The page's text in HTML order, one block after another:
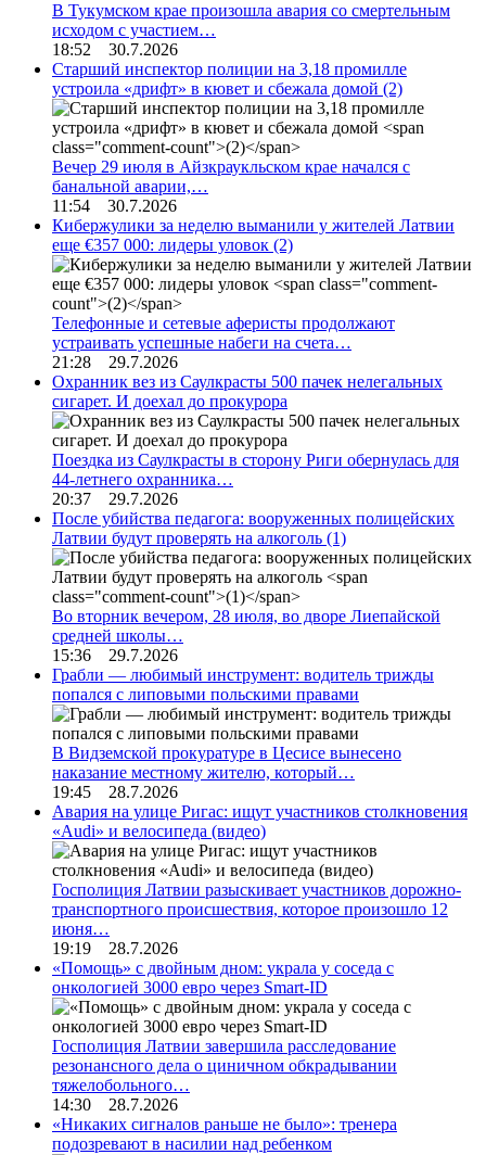
В Тукумском крае произошла авария со смертельным
исходом с участием…
18:52 30.7.2026
Старший инспектор полиции на 3,18 промилле
устроила «дрифт» в кювет и сбежала домой (2)
Вечер 29 июля в Айзкраукльском крае начался с
банальной аварии,…
11:54 30.7.2026
Кибержулики за неделю выманили у жителей Латвии
еще €357 000: лидеры уловок (2)
Телефонные и сетевые аферисты продолжают
устраивать успешные набеги на счета…
21:28 29.7.2026
Охранник вез из Саулкрасты 500 пачек нелегальных
сигарет. И доехал до прокурора
Поездка из Саулкрасты в сторону Риги обернулась для
44-летнего охранника…
20:37 29.7.2026
После убийства педагога: вооруженных полицейских
Латвии будут проверять на алкоголь (1)
Во вторник вечером, 28 июля, во дворе Лиепайской
средней школы…
15:36 29.7.2026
Грабли — любимый инструмент: водитель трижды
попался с липовыми польскими правами
В Видземской прокуратуре в Цесисе вынесено
наказание местному жителю, который…
19:45 28.7.2026
Авария на улице Ригас: ищут участников столкновения
«Audi» и велосипеда (видео)
Госполиция Латвии разыскивает участников дорожно-
транспортного происшествия, которое произошло 12
июня…
19:19 28.7.2026
«Помощь» с двойным дном: украла у соседа с
онкологией 3000 евро через Smart-ID
Госполиция Латвии завершила расследование
резонансного дела о циничном обкрадывании
тяжелобольного…
14:30 28.7.2026
«Никаких сигналов раньше не было»: тренера
подозревают в насилии над ребенком